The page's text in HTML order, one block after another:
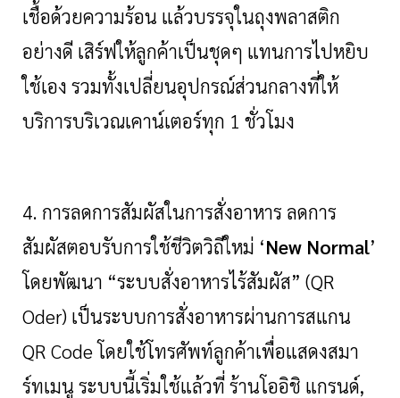
เชื้อด้วยความร้อน แล้วบรรจุในถุงพลาสติก
อย่างดี เสิร์ฟให้ลูกค้าเป็นชุดๆ แทนการไปหยิบ
ใช้เอง รวมทั้งเปลี่ยนอุปกรณ์ส่วนกลางที่ให้
บริการบริเวณเคาน์เตอร์ทุก 1 ชั่วโมง
4. การลดการสัมผัสในการสั่งอาหาร ลดการ
สัมผัสตอบรับการใช้ชีวิตวิถีใหม่ ‘New Normal’
โดยพัฒนา “ระบบสั่งอาหารไร้สัมผัส” (QR
Oder) เป็นระบบการสั่งอาหารผ่านการสแกน
QR Code โดยใช้โทรศัพท์ลูกค้าเพื่อแสดงสมา
ร์ทเมนู ระบบนี้เริ่มใช้แล้วที่ ร้านโออิชิ แกรนด์,